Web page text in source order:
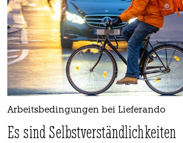
Arbeitsbedingungen bei Lieferando
Es sind Selbstverständlichkeiten